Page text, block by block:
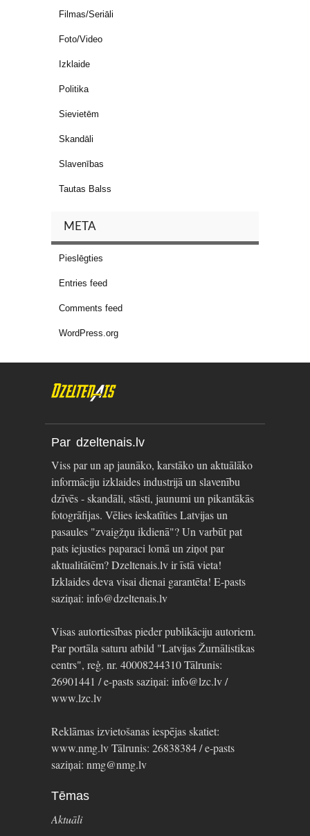
Filmas/Seriāli
Foto/Video
Izklaide
Politika
Sievietēm
Skandāli
Slavenības
Tautas Balss
META
Pieslēgties
Entries feed
Comments feed
WordPress.org
Par dzeltenais.lv
Viss par un ap jaunāko, karstāko un aktuālāko
informāciju izklaides industrijā un slavenību
dzīvēs - skandāli, stāsti, jaunumi un pikantākās
fotogrāfijas. Vēlies ieskatīties Latvijas un
pasaules "zvaigžņu ikdienā"? Un varbūt pat
pats iejusties paparaci lomā un ziņot par
aktualitātēm? Dzeltenais.lv ir īstā vieta!
Izklaides deva visai dienai garantēta! E-pasts
saziņai: info@dzeltenais.lv
Visas autortiesības pieder publikāciju autoriem.
Par portāla saturu atbild "Latvijas Žurnālistikas
centrs", reģ. nr. 40008244310 Tālrunis:
26901441 / e-pasts saziņai: info@lzc.lv /
www.lzc.lv
Reklāmas izvietošanas iespējas skatiet:
www.nmg.lv Tālrunis: 26838384 / e-pasts
saziņai: nmg@nmg.lv
Tēmas
Aktuāli